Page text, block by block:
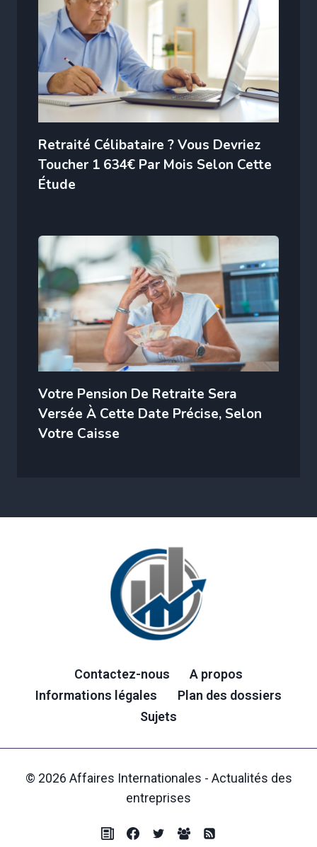
Retraité Célibataire ? Vous Devriez
Toucher 1 634€ Par Mois Selon Cette
Étude
Votre Pension De Retraite Sera
Versée À Cette Date Précise, Selon
Votre Caisse
Contactez-nous
A propos
Informations légales
Plan des dossiers
Sujets
© 2026 Affaires Internationales - Actualités des
entreprises